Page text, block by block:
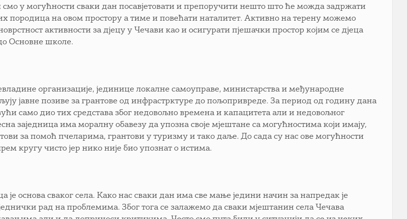
смо у могућности сваки дан посавјетовати и препоручити нешто што ће можда задржати
породица на овом простору а тиме и повећати наталитет. Активно на терену можемо
активности за дјецу у Чечави као и осигурати пјешачки простор којим се дјеца
Основне школе.
организације, јединице локалне самоуправе, министарства и међународне
јавне позиве за грантове од инфрастрктуре до пољопривреде. За период од годину дана
само дио тих средстава због недовољно времена и капацитета али и недовољног
заједница има моралну обавезу да упозна своје мјештане са могућностима који имају,
за помоћ пчеларима, грантови у туризму и тако даље. До сада су нас ове могућности
кругу чисто јер нико није био упознат о истима.
је основа сваког села. Како нас сваки дан има све мање једини начин за напредак је
рад на проблемима. Због тога се залажемо да сваки мјештанин села Чечава